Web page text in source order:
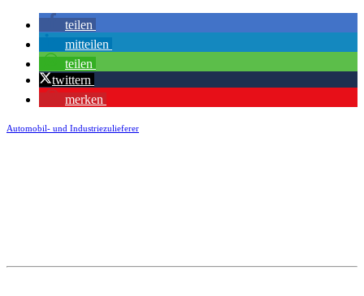
teilen
mitteilen
teilen
twittern
merken
Automobil- und Industriezulieferer